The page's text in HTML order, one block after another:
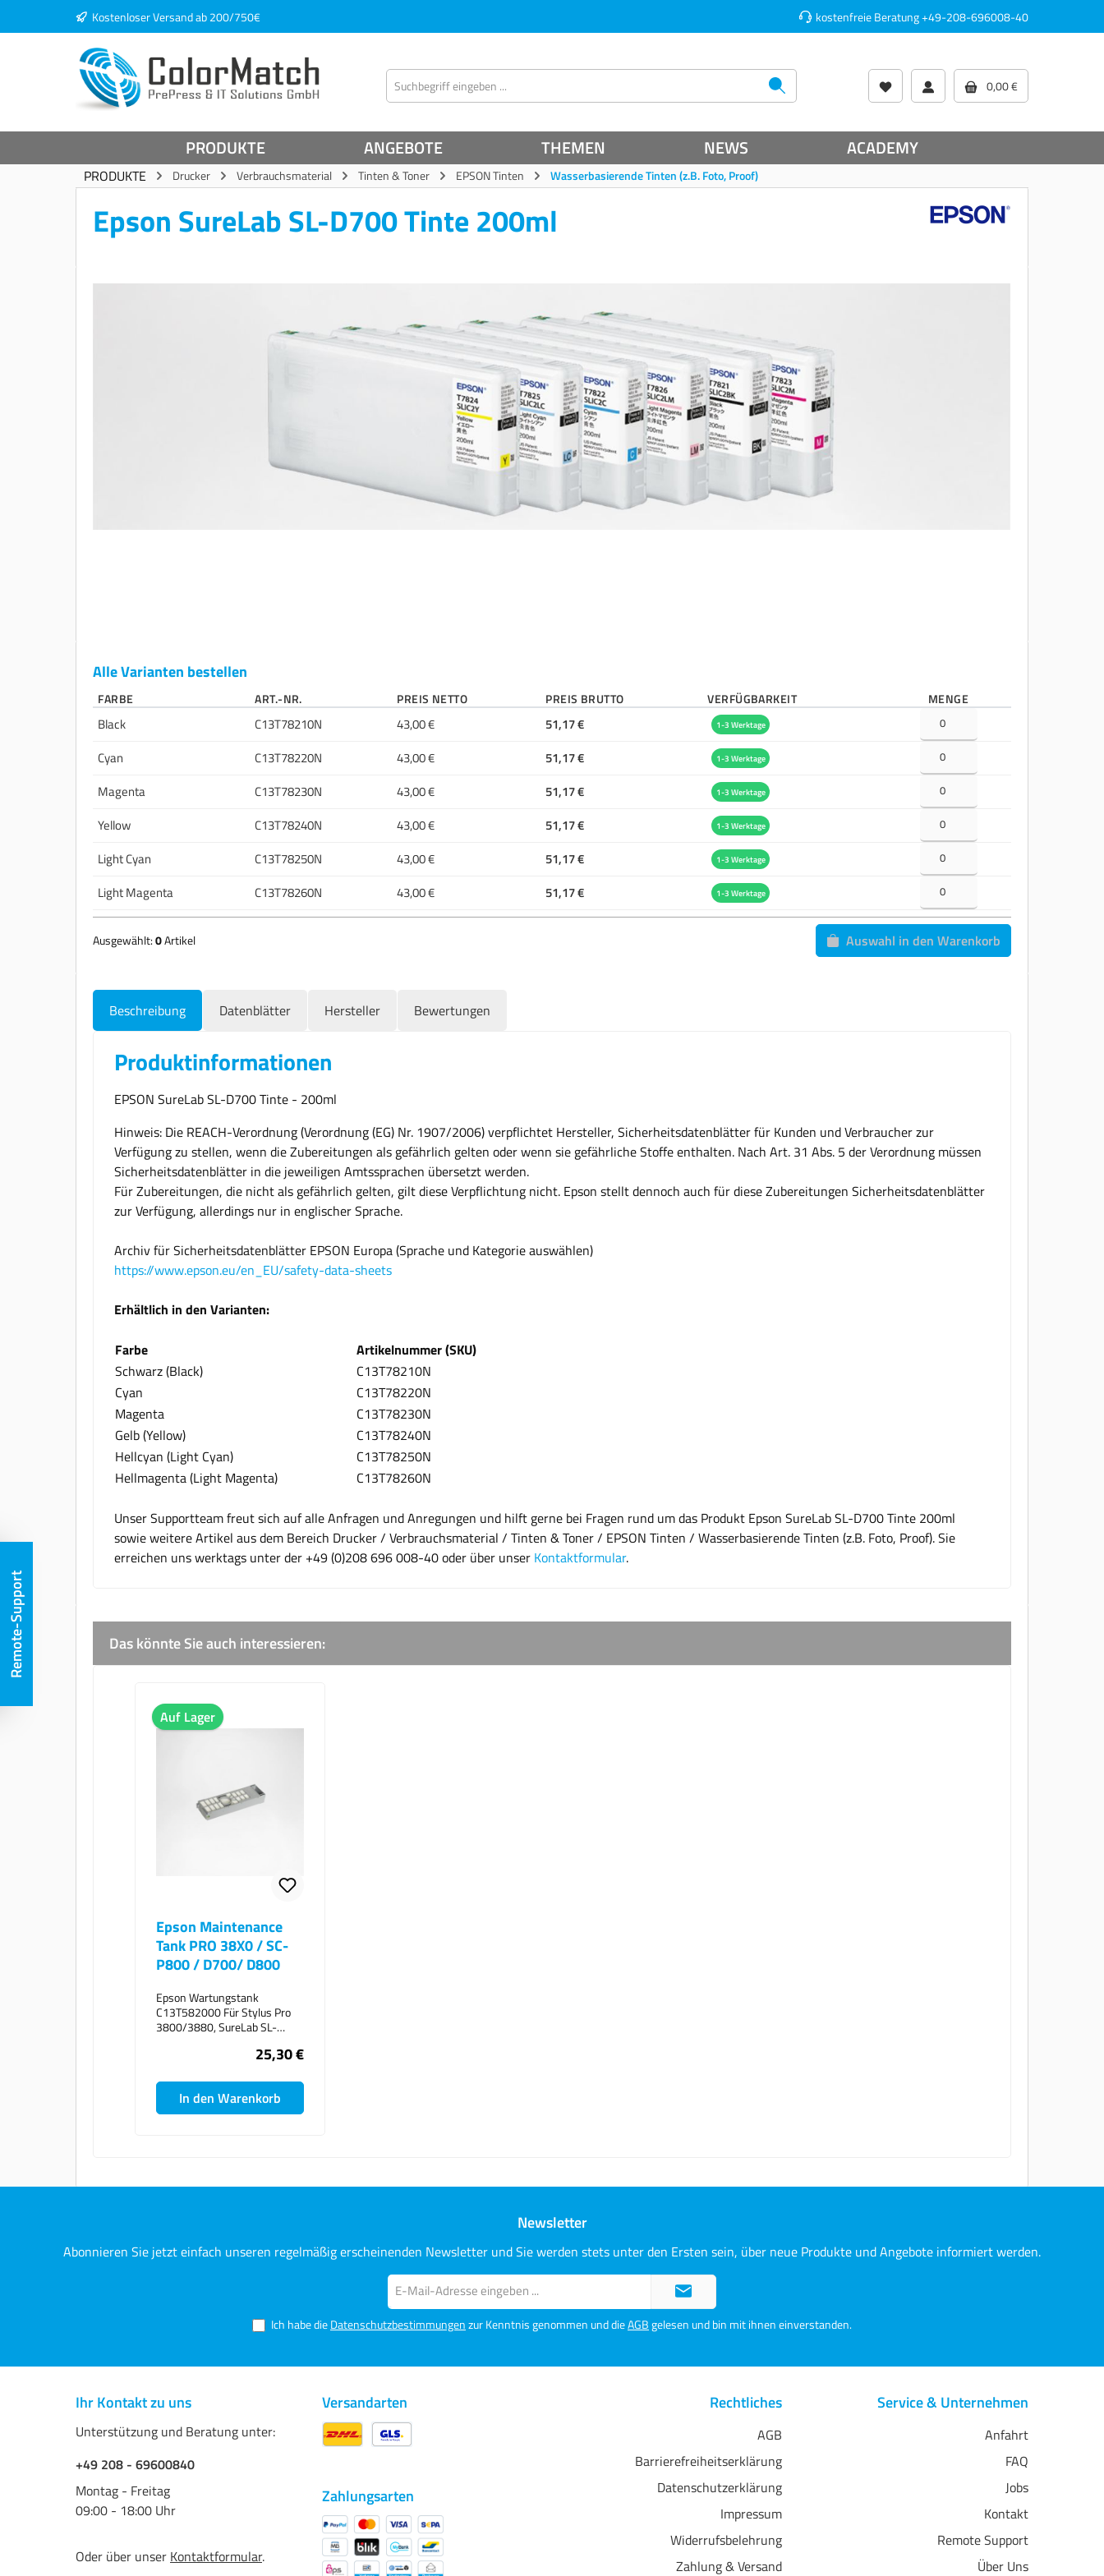
Zur Hauptnavigation springen
Kostenloser Versand ab 200/750€ kostenfreie Beratung+49-208-696008-40
0,00 €
PRODUKTE ANGEBOTE THEMEN NEWS ACADEMY
PRODUKTE Drucker Verbrauchsmaterial Tinten & Toner EPSON Tinten Wasserbasierende Tinten (z.B. Foto, Proof)
Epson SureLab SL-D700 Tinte 200ml
Alle Varianten bestellen
FARBE ART.-NR. PREIS NETTO PREIS BRUTTO VERFÜGBARKEIT MENGE
Black C13T78210N 43,00 € 51,17 € 1-3 Werktage
Cyan C13T78220N 43,00 € 51,17 € 1-3 Werktage
Magenta C13T78230N 43,00 € 51,17 € 1-3 Werktage
Yellow C13T78240N 43,00 € 51,17 € 1-3 Werktage
Light Cyan C13T78250N 43,00 € 51,17 € 1-3 Werktage
Light Magenta C13T78260N 43,00 € 51,17 € 1-3 Werktage
Ausgewählt:0Artikel Auswahl in den Warenkorb
Beschreibung Datenblätter Hersteller Bewertungen
Produktinformationen
EPSON SureLab SL-D700 Tinte - 200ml
Hinweis: Die REACH-Verordnung (Verordnung (EG) Nr. 1907/2006) verpflichtet Hersteller, Sicherheitsdatenblätter für Kunden und Verbraucher zur
Verfügung zu stellen, wenn die Zubereitungen als gefährlich gelten oder wenn sie gefährliche Stoffe enthalten. Nach Art. 31 Abs. 5 der Verordnung müssen
Sicherheitsdatenblätter in die jeweiligen Amtssprachen übersetzt werden.
Für Zubereitungen, die nicht als gefährlich gelten, gilt diese Verpflichtung nicht. Epson stellt dennoch auch für diese Zubereitungen Sicherheitsdatenblätter
zur Verfügung, allerdings nur in englischer Sprache.
Archiv für Sicherheitsdatenblätter EPSON Europa (Sprache und Kategorie auswählen)
https://www.epson.eu/en_EU/safety-data-sheets
Erhältlich in den Varianten:
Farbe
Artikelnummer (SKU)
Schwarz (Black)
C13T78210N
Cyan
C13T78220N
Magenta
C13T78230N
Gelb (Yellow)
C13T78240N
Hellcyan (Light Cyan)
C13T78250N
Hellmagenta (Light Magenta)
C13T78260N
Unser Supportteam freut sich auf alle Anfragen und Anregungen und hilft gerne bei Fragen rund um das Produkt Epson SureLab SL-D700 Tinte 200ml
sowie weitere Artikel aus dem Bereich Drucker / Verbrauchsmaterial / Tinten & Toner / EPSON Tinten / Wasserbasierende Tinten (z.B. Foto, Proof). Sie
erreichen uns werktags unter der +49 (0)208 696 008-40 oder über unser Kontaktformular.
Das könnte Sie auch interessieren:
Auf Lager
Epson Maintenance
Tank PRO 38X0 / SC-
P800 / D700/ D800
Epson Wartungstank
C13T582000 Für Stylus Pro
3800/3880, SureLab SL-
25,30 €
In den Warenkorb
Newsletter
Abonnieren Sie jetzt einfach unseren regelmäßig erscheinenden Newsletter und Sie werden stets unter den Ersten sein, über neue Produkte und Angebote informiert werden.
Mail-
Adresse*
Ich habe dieDatenschutzbestimmungenzur Kenntnis genommen und dieAGBgelesen und bin mit ihnen einverstanden.
Ihr Kontakt zu uns
Unterstützung und Beratung unter:
+49 208 - 69600840
Montag - Freitag
09:00 - 18:00 Uhr
Oder über unser Kontaktformular.
Versandarten
Zahlungsarten
Rechtliches
AGB
Barrierefreiheitserklärung
Datenschutzerklärung
Impressum
Widerrufsbelehrung
Zahlung & Versand
Service & Unternehmen
Anfahrt
FAQ
Jobs
Kontakt
Remote Support
Über Uns
Remote-Support